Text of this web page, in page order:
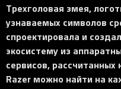
Трехголовая змея,
узнаваемых символов
спроектировала и
экосистему из
сервисов,
Razer можно найти на